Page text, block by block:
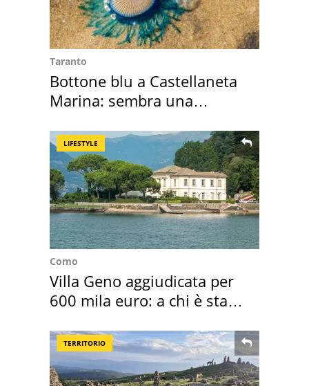
Taranto
Bottone blu a Castellaneta
Marina: sembra una
LIFESTYLE
Como
Villa Geno aggiudicata per
600 mila euro: a chi è stata
TERRITORIO